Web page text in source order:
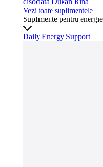
disociată Dukan Rina
Vezi toate suplimentele
Suplimente pentru energie
Daily Energy Support